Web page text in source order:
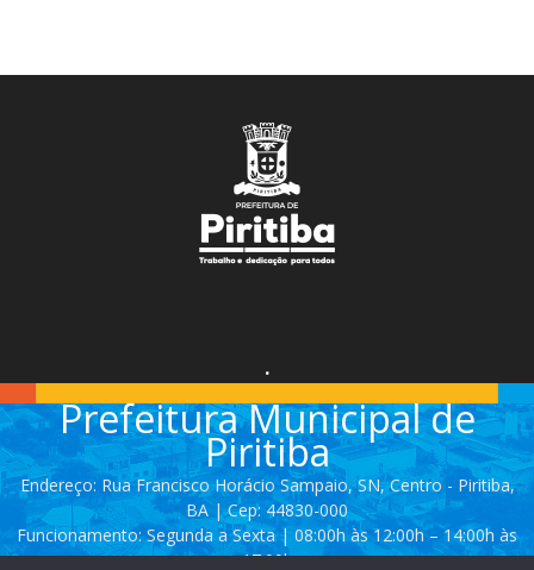
.
Prefeitura Municipal de
Piritiba
Endereço: Rua Francisco Horácio Sampaio, SN, Centro - Piritiba,
BA | Cep: 44830-000
Funcionamento: Segunda a Sexta | 08:00h às 12:00h – 14:00h às
17:00h